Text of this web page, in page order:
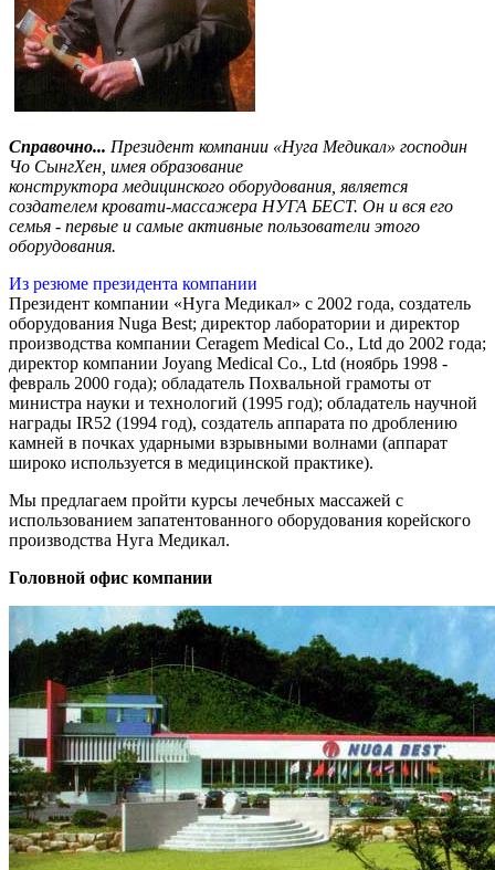
Справочно... Президент компании «Нуга Медикал» господин
Чо СынгХен, имея образование
конструктора медицинского оборудования, является
создателем кровати-массажера НУГА БЕСТ. Он и вся его
семья - первые и самые активные пользователи этого
оборудования.
Из резюме президента компании
Президент компании «Нуга Медикал» с 2002 года, создатель
оборудования Nuga Best; директор лаборатории и директор
производства компании Ceragem Medical Co., Ltd до 2002 года;
директор компании Joyang Medical Co., Ltd (ноябрь 1998 -
февраль 2000 года); обладатель Похвальной грамоты от
министра науки и технологий (1995 год); обладатель научной
награды IR52 (1994 год), создатель аппарата по дроблению
камней в почках ударными взрывными волнами (аппарат
широко используется в медицинской практике).
Мы предлагаем пройти курсы лечебных массажей с
использованием запатентованного оборудования корейского
производства Нуга Медикал.
Головной офис компании